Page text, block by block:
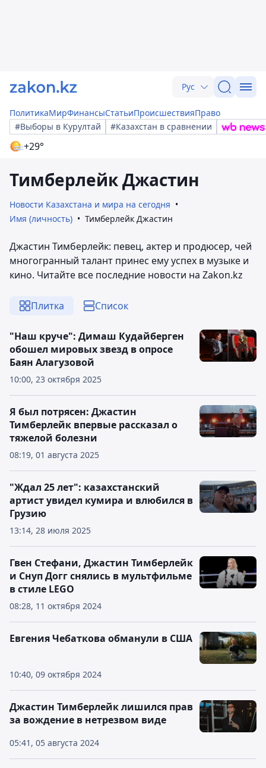
Рус
ПолитикаМирФинансыСтатьиПроисшествияПраво
#Выборы в Курултай
#Казахстан в сравнении
+29°
Тимберлейк Джастин
Новости Казахстана и мира на сегодня
Имя (личность)
Тимберлейк Джастин
Джастин Тимберлейк: певец, актер и продюсер, чей
многогранный талант принес ему успех в музыке и
кино. Читайте все последние новости на Zakon.kz
Плитка Список
10:00, 23 октября 2025
"Наш круче": Димаш Кудайберген
обошел мировых звезд в опросе
Баян Алагузовой
08:19, 01 августа 2025
Я был потрясен: Джастин
Тимберлейк впервые рассказал о
тяжелой болезни
13:14, 28 июля 2025
"Ждал 25 лет": казахстанский
артист увидел кумира и влюбился в
Грузию
08:28, 11 октября 2024
Гвен Стефани, Джастин Тимберлейк
и Снуп Догг снялись в мультфильме
в стиле LEGO
10:40, 09 октября 2024
Евгения Чебаткова обманули в США
05:41, 05 августа 2024
Джастин Тимберлейк лишился прав
за вождение в нетрезвом виде